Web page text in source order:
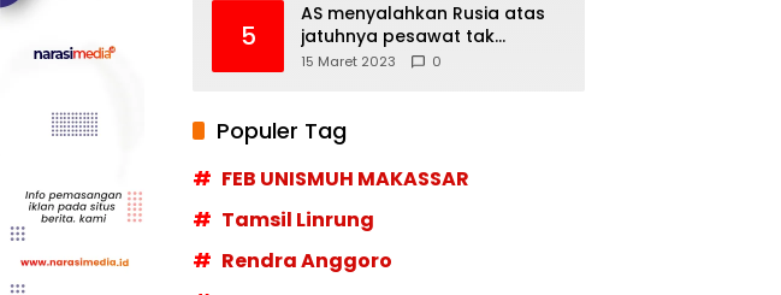
5
AS menyalahkan Rusia atas
jatuhnya pesawat tak
berawak di Laut Hitam,
15 Maret 2023 0
Populer Tag
FEB UNISMUH MAKASSAR
Tamsil Linrung
Rendra Anggoro